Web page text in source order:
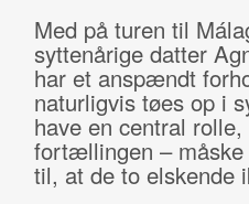
Med på turen til
syttenårige datter
har et anspændt
naturligvis tøes op i
have en central
fortællingen –
til, at de to elskende